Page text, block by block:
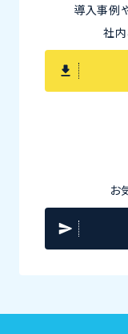
導入事例
社内
お